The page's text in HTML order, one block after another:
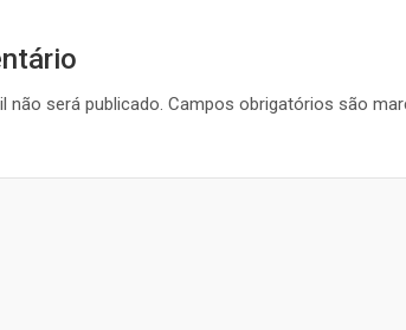
não será publicado. Campos obrigatórios são